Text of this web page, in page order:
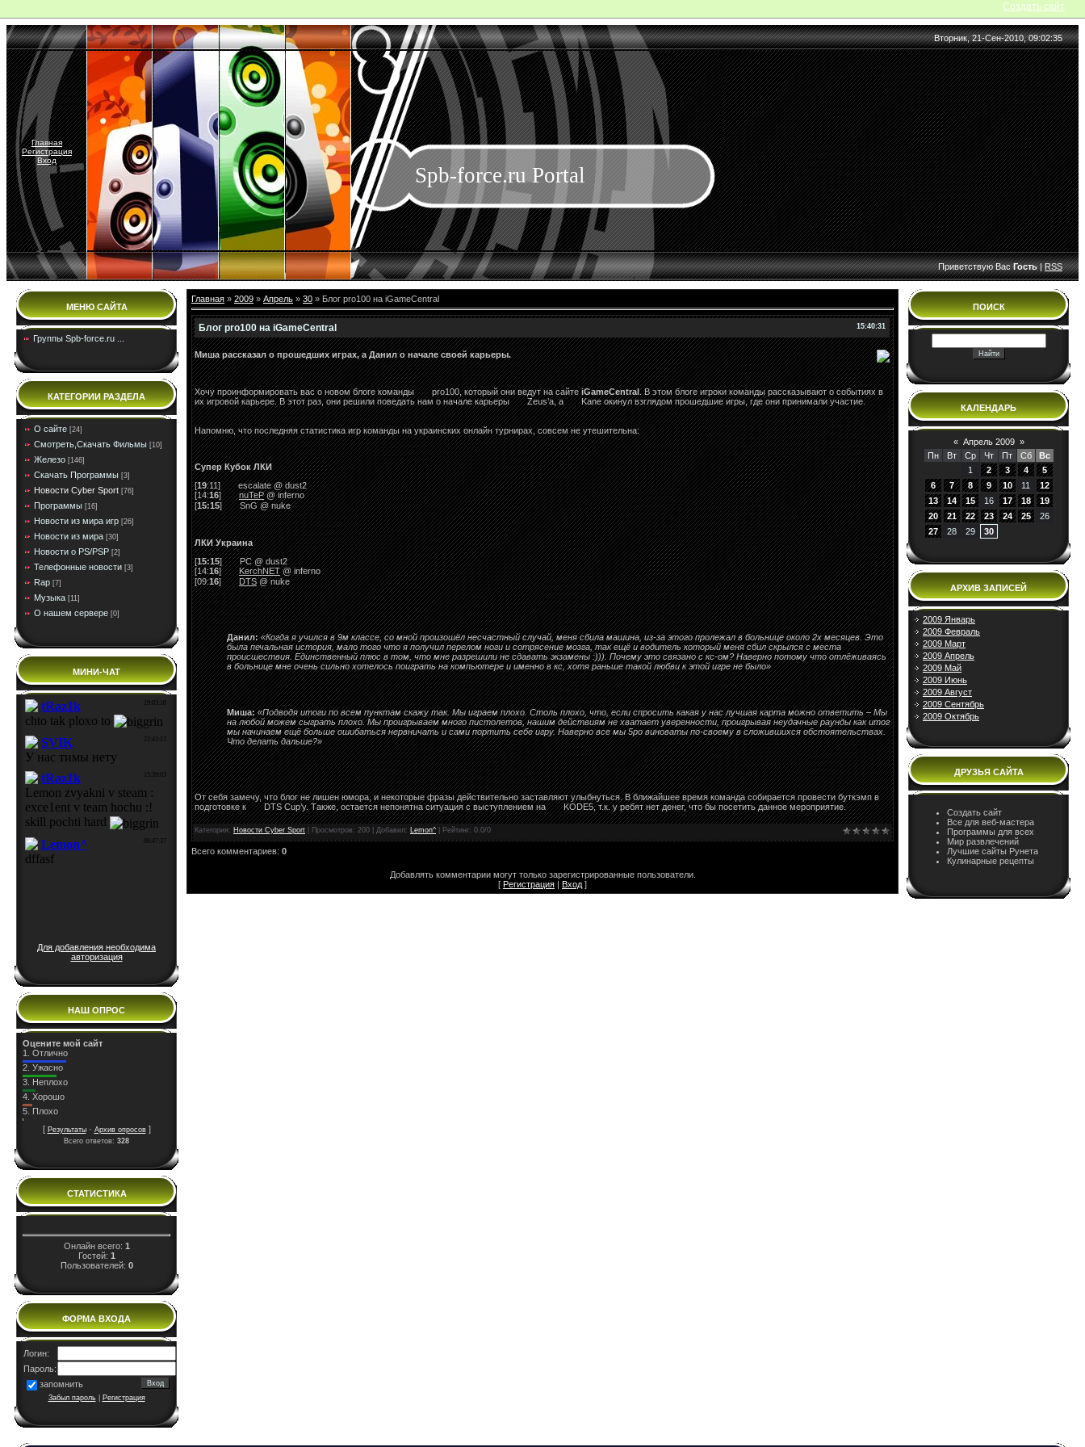
Создать сайт
Вторник, 21-Сен-2010, 09:02:35
Главная
Регистрация
Вход
Spb-force.ru Portal
Приветствую ВасГость|RSS
МЕНЮ САЙТА
Группы Spb-force.ru ...
КАТЕГОРИИ РАЗДЕЛА
О сайте [24]
Смотреть,Скачать Фильмы [10]
Железо [146]
Скачать Программы [3]
Новости Cyber Sport [76]
Программы [16]
Новости из мира игр [26]
Новости из мира [30]
Новости о PS/PSP [2]
Телефонные новости [3]
Rap [7]
Музыка [11]
О нашем сервере [0]
МИНИ-ЧАТ
Для добавления необходима
авторизация
НАШ ОПРОС
Оцените мой сайт
1. Отлично
2. Ужасно
3. Неплохо
4. Хорошо
5. Плохо
[ Результаты· Архив опросов]
Всего ответов: 328
СТАТИСТИКА
Онлайн всего: 1
Гостей: 1
Пользователей: 0
ФОРМА ВХОДА
Логин:
Пароль:
запомнить
Забыл пароль| Регистрация
Главная » 2009 » Апрель » 30 » Блог pro100 на iGameCentral
15:40:31
Блог pro100 на iGameCentral
Миша рассказал о прошедших играх, а Данил о начале своей карьеры.
Хочу проинформировать вас о новом блоге команды pro100, который они ведут на сайтеiGameCentral. В этом блоге игроки команды рассказывают о событиях в
их игровой карьере. В этот раз, они решили поведать нам о начале карьеры
Zeus’a, а Kane окинул взглядом прошедшие игры, где они принимали участие.
Напомню, что последняя статистика игр команды на украинских онлайн турнирах, совсем не утешительна:
Супер Кубок ЛКИ
[19:11]
escalate @ dust2
[14:16] nuTeP@ inferno
[15:15] SnG @ nuke
ЛКИ Украина
[15:15]
PC @ dust2
[14:16] KerchNET@ inferno
[09:16] DTS@ nuke
Данил: «Когда я учился в 9м классе, со мной произошёл несчастный случай, меня сбила машина, из-за этого пролежал в больнице около 2х месяцев. Это
была печальная история, мало того что я получил перелом ноги и сотрясение мозга, так ещё и водитель который меня сбил скрылся с места
происшествия. Единственный плюс в том, что мне разрешили не сдавать экзамены :))). Почему это связано с кс-ом? Наверно потому что отлёживаясь
в больнице мне очень сильно хотелось поиграть на компьютере и именно в кс, хотя раньше такой любви к этой игре не было»
Миша: «Подводя итоги по всем пунктам скажу так. Мы играем плохо. Столь плохо, что, если спросить какая у нас лучшая карта можно ответить – Мы
на любой можем сыграть плохо. Мы проигрываем много пистолетов, нашим действиям не хватает уверенности, проигрывая неудачные раунды как итог
мы начинаем ещё больше ошибаться нервничать и сами портить себе игру. Наверно все мы 5ро виноваты по-своему в сложившихся обстоятельствах.
Что делать дальше?»
От себя замечу, что блог не лишен юмора, и некоторые фразы действительно заставляют улыбнуться. В ближайшее время команда собирается провести буткэмп в
подготовке к
DTS Cup’у. Также, остается непонятна ситуация с выступлением на KODE5, т.к. у ребят нет денег, что бы посетить данное мероприятие.
Категория: Новости Cyber Sport | Просмотров: 200 | Добавил: Lemon^ | Рейтинг: 0.0/0
Всего комментариев: 0
Добавлять комментарии могут только зарегистрированные пользователи.
[ Регистрация | Вход ]
ПОИСК
КАЛЕНДАРЬ
« Апрель 2009 »
Пн
Вт Ср Чт Пт Сб
Вс
1
2 3 4
5
6
7 8 9 10 11
12
13
14 15 16 17 18
19
20
21 22 23 24 25
26
27
28 29 30
АРХИВ ЗАПИСЕЙ
2009 Январь
2009 Февраль
2009 Март
2009 Апрель
2009 Май
2009 Июнь
2009 Август
2009 Сентябрь
2009 Октябрь
ДРУЗЬЯ САЙТА
Создать сайт
Все для веб-мастера
Программы для всех
Мир развлечений
Лучшие сайты Рунета
Кулинарные рецепты